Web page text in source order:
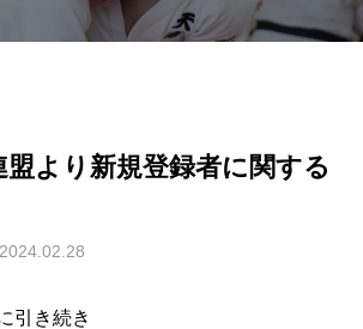
盟より新規登録者に関する
2024.02.28
引き続き